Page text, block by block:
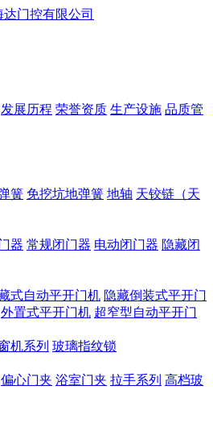
发展历程 荣誉资质 生产设施 品质管
簧 免挖坑地弹簧 地轴 天铰链（天
器 常规闭门器 电动闭门器 隐藏闭
式自动平开门机 隐藏倒装式平开门
外置式平开门机 超窄型自动平开门
机系列 玻璃指纹锁
偏心门夹 浴室门夹 拉手系列 高档玻